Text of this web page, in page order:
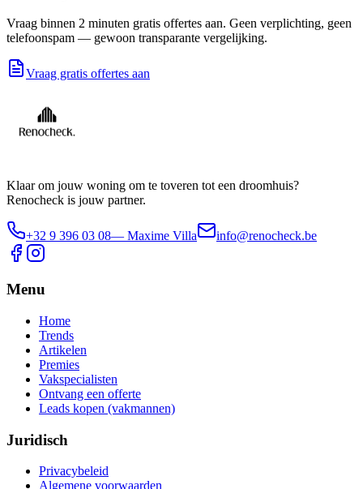
Vraag binnen 2 minuten gratis offertes aan. Geen verplichting, geen
telefoonspam — gewoon transparante vergelijking.
Vraag gratis offertes aan
Klaar om jouw woning om te toveren tot een droomhuis?
Renocheck is jouw partner.
+32 9 396 03 08— Maxime Villa info@renocheck.be
Menu
Home
Trends
Artikelen
Premies
Vakspecialisten
Ontvang een offerte
Leads kopen (vakmannen)
Juridisch
Privacybeleid
Algemene voorwaarden